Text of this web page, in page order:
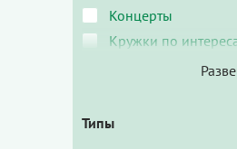
Концерты
Кружки по
Типы